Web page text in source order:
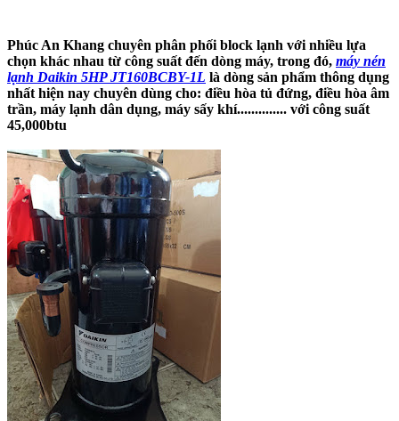
Phúc An Khang chuyên phân phối block lạnh với nhiều lựa
chọn khác nhau từ công suất đến dòng máy, trong đó, máy nén
lạnh Daikin 5HP JT160BCBY-1L là dòng sản phẩm thông dụng
nhất hiện nay chuyên dùng cho: điều hòa tủ đứng, điều hòa âm
trần, máy lạnh dân dụng, máy sấy khí.............. với công suất
45,000btu